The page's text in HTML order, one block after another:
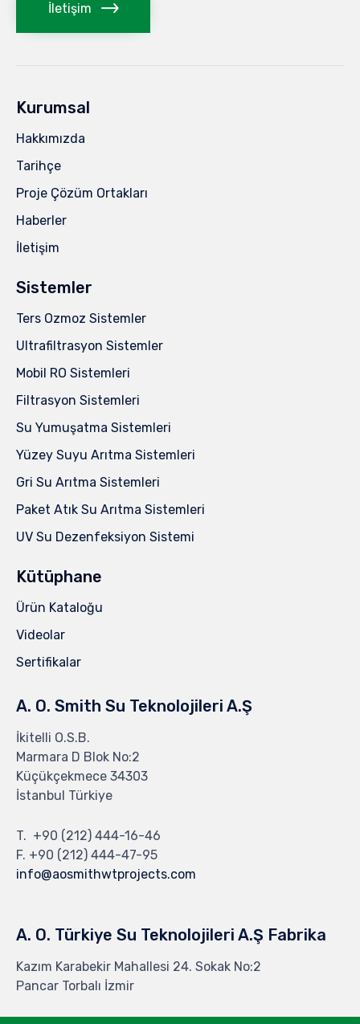
İletişim
Kurumsal
Hakkımızda
Tarihçe
Proje Çözüm Ortakları
Haberler
İletişim
Sistemler
Ters Ozmoz Sistemler
Ultrafiltrasyon Sistemler
Mobil RO Sistemleri
Filtrasyon Sistemleri
Su Yumuşatma Sistemleri
Yüzey Suyu Arıtma Sistemleri
Gri Su Arıtma Sistemleri
Paket Atık Su Arıtma Sistemleri
UV Su Dezenfeksiyon Sistemi
Kütüphane
Ürün Kataloğu
Videolar
Sertifikalar
A. O. Smith Su Teknolojileri A.Ş
İkitelli O.S.B.
Marmara D Blok No:2
Küçükçekmece 34303
İstanbul Türkiye
T. +90 (212) 444-16-46
F. +90 (212) 444-47-95
info@aosmithwtprojects.com
A. O. Türkiye Su Teknolojileri A.Ş Fabrika
Kazım Karabekir Mahallesi 24. Sokak No:2
Pancar Torbalı İzmir